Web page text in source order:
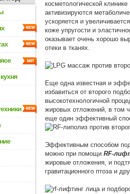
косметологической
активизируются
ускоряется и
коже упругости и
оказывает очень хорошо
отеки в тканях.
Еще одна известная и
избавиться от второго
высокотехнологичной
жировых отложений, в том
еще один эффективный
Эффективным способом
можно при помощи RF-
жировые отложения, и
гравитационного птоза и